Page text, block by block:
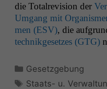
die Total­re­vi­sion der
Umgang mit
men (ESV), die
tech­nikge­set­zes (GTG)
Kategorien
Gesetzgebung
Schlagwörter
Staats- u.